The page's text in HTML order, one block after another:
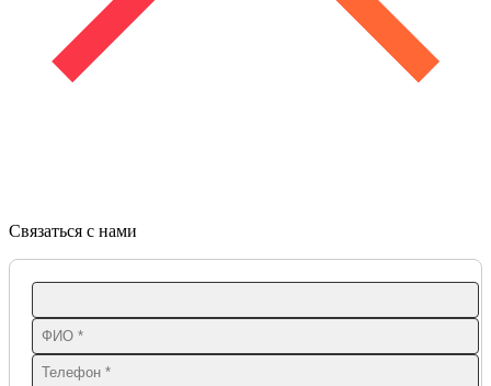
Связаться с нами